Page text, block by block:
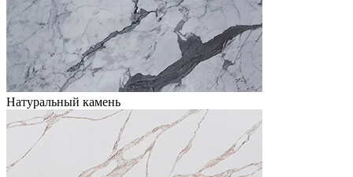
Натуральный камень